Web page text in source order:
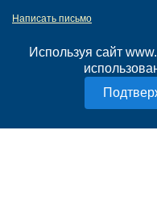
Используя сайт
Написать письмо
Нашли ошибку?
Политика